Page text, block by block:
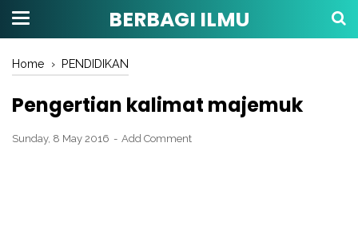
BERBAGI ILMU
Home › PENDIDIKAN
Pengertian kalimat majemuk
Sunday, 8 May 2016 Add Comment